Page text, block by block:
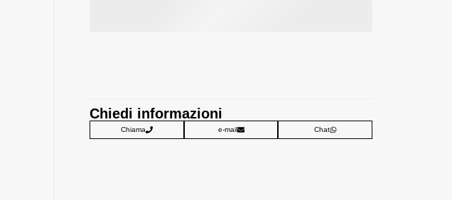
Chiedi informazioni
Chiama e-mail Chat